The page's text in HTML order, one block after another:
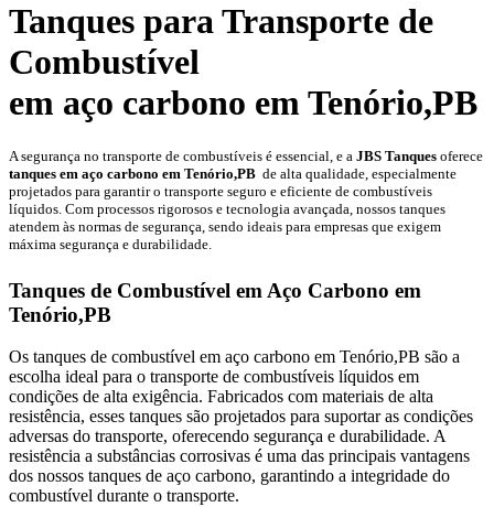
Tanques para Transporte de
Combustível
em aço carbono em Tenório,PB
A segurança no transporte de combustíveis é essencial, e a JBS Tanques oferece
tanques em aço carbono em Tenório,PB de alta qualidade, especialmente
projetados para garantir o transporte seguro e eficiente de combustíveis
líquidos. Com processos rigorosos e tecnologia avançada, nossos tanques
atendem às normas de segurança, sendo ideais para empresas que exigem
máxima segurança e durabilidade.
Tanques de Combustível em Aço Carbono em
Tenório,PB
Os tanques de combustível em aço carbono em Tenório,PB são a
escolha ideal para o transporte de combustíveis líquidos em
condições de alta exigência. Fabricados com materiais de alta
resistência, esses tanques são projetados para suportar as condições
adversas do transporte, oferecendo segurança e durabilidade. A
resistência a substâncias corrosivas é uma das principais vantagens
dos nossos tanques de aço carbono, garantindo a integridade do
combustível durante o transporte.